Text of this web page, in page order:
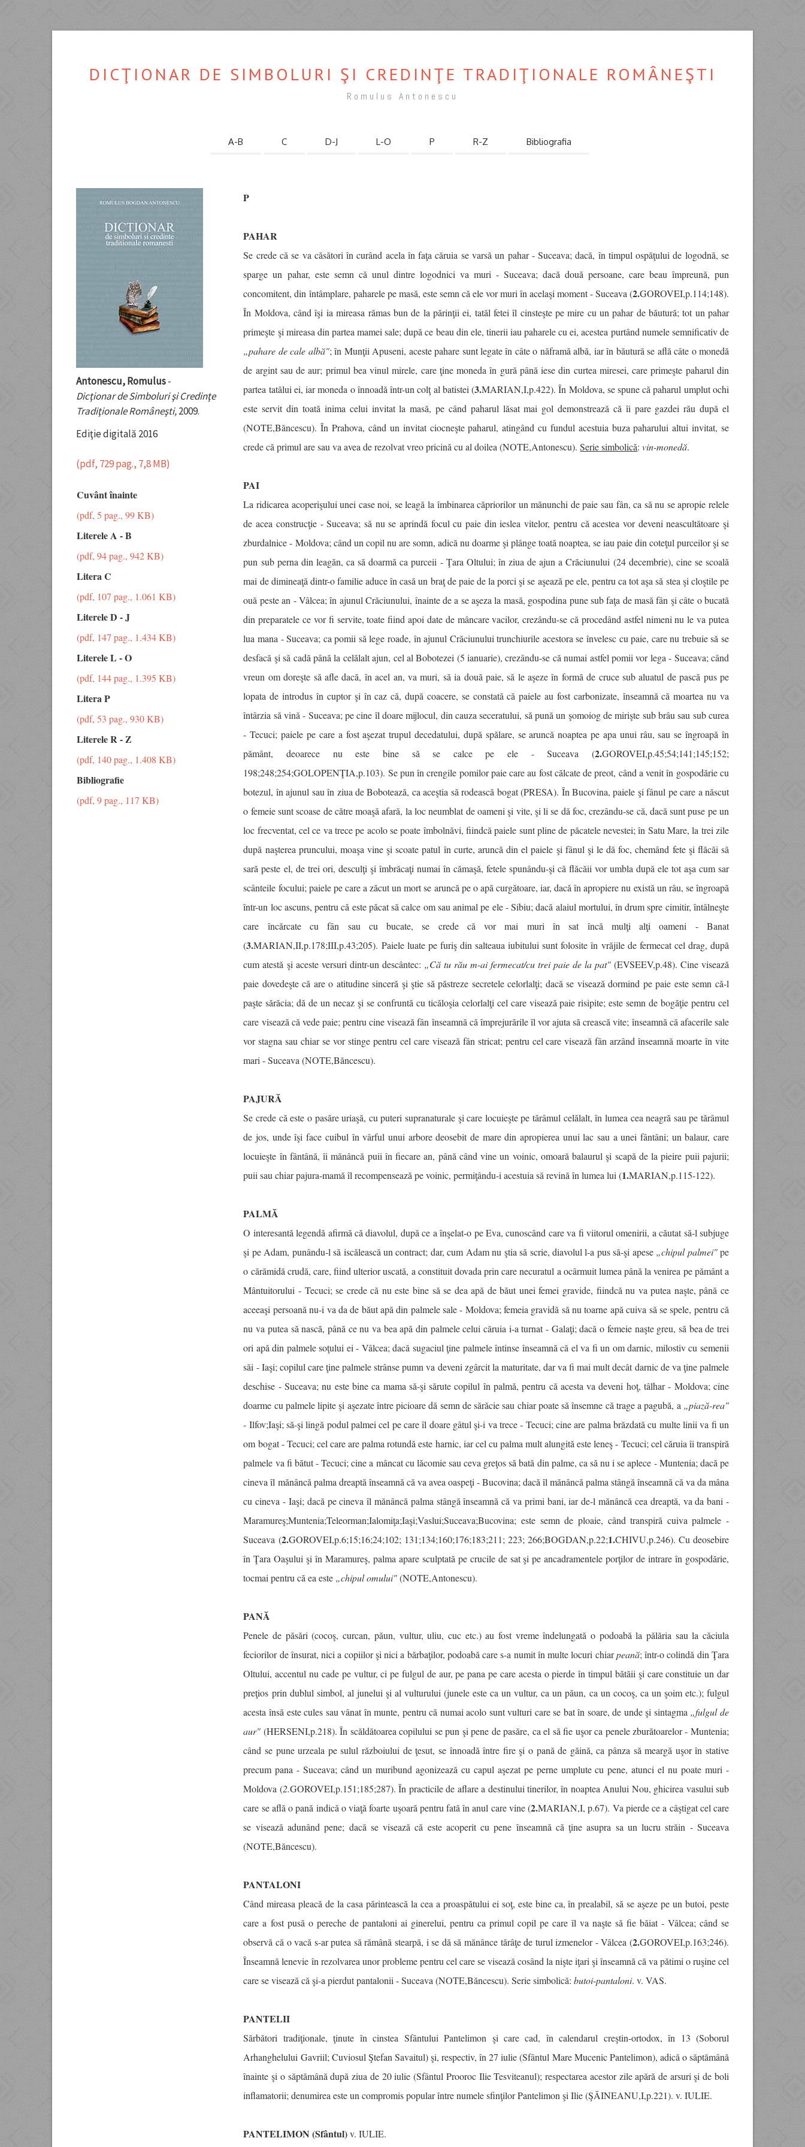
DICŢIONAR DE SIMBOLURI ŞI CREDINŢE TRADIŢIONALE ROMÂNEŞTI
Romulus Antonescu
A-B C D-J L-O P R-Z Bibliografia
Antonescu, Romulus-
Dicţionar de Simboluri şi Credinţe
Tradiţionale Româneşti,2009.
Ediţie digitală 2016
(pdf, 729 pag., 7,8 MB)
Cuvânt înainte
(pdf, 5 pag., 99 KB)
Literele A - B
(pdf, 94 pag., 942 KB)
Litera C
(pdf, 107 pag., 1.061 KB)
Literele D - J
(pdf, 147 pag., 1.434 KB)
Literele L - O
(pdf, 144 pag., 1.395 KB)
Litera P
(pdf, 53 pag., 930 KB)
Literele R - Z
(pdf, 140 pag., 1.408 KB)
Bibliografie
(pdf, 9 pag., 117 KB)
P
PAHAR
Se crede că se va căsători în curând acela în faţa căruia se varsă un pahar - Suceava; dacă, în timpul ospăţului de logodnă, se
sparge un pahar, este semn că unul dintre logodnici va muri - Suceava; dacă două persoane, care beau împreună, pun
concomitent, din întâmplare, paharele pe masă, este semn că ele vor muri în acelaşi moment - Suceava (2.GOROVEI,p.114;148).
În Moldova, când îşi ia mireasa rămas bun de la părinţii ei, tatăl fetei îl cinsteşte pe mire cu un pahar de băutură; tot un pahar
primeşte şi mireasa din partea mamei sale; după ce beau din ele, tinerii iau paharele cu ei, acestea purtând numele semnificativ de
„pahare de cale albă"; în Munţii Apuseni, aceste pahare sunt legate în câte o năframă albă, iar în băutură se află câte o monedă
de argint sau de aur; primul bea vinul mirele, care ţine moneda în gură până iese din curtea miresei, care primeşte paharul din
partea tatălui ei, iar moneda o înnoadă într-un colţ al batistei (3.MARIAN,I,p.422). În Moldova, se spune că paharul umplut ochi
este servit din toată inima celui invitat la masă, pe când paharul lăsat mai gol demonstrează că îi pare gazdei rău după el
(NOTE,Băncescu). În Prahova, când un invitat ciocneşte paharul, atingând cu fundul acestuia buza paharului altui invitat, se
crede că primul are sau va avea de rezolvat vreo pricină cu al doilea (NOTE,Antonescu).Serie simbolică:vin-monedă.
PAI
La ridicarea acoperişului unei case noi, se leagă la îmbinarea căpriorilor un mănunchi de paie sau fân, ca să nu se apropie relele
de acea construcţie - Suceava; să nu se aprindă focul cu paie din ieslea vitelor, pentru că acestea vor deveni neascultătoare şi
zburdalnice - Moldova; când un copil nu are somn, adică nu doarme şi plânge toată noaptea, se iau paie din coteţul purceilor şi se
pun sub perna din leagăn, ca să doarmă ca purceii - Ţara Oltului; în ziua de ajun a Crăciunului (24 decembrie), cine se scoală
mai de dimineaţă dintr-o familie aduce în casă un braţ de paie de la porci şi se aşează pe ele, pentru ca tot aşa să stea şi cloştile pe
ouă peste an - Vâlcea; în ajunul Crăciunului, înainte de a se aşeza la masă, gospodina pune sub faţa de masă fân şi câte o bucată
din preparatele ce vor fi servite, toate fiind apoi date de mâncare vacilor, crezându-se că procedând astfel nimeni nu le va putea
lua mana - Suceava; ca pomii să lege roade, în ajunul Crăciunului trunchiurile acestora se învelesc cu paie, care nu trebuie să se
desfacă şi să cadă până la celălalt ajun, cel al Bobotezei (5 ianuarie), crezându-se că numai astfel pomii vor lega - Suceava; când
vreun om doreşte să afle dacă, în acel an, va muri, să ia două paie, să le aşeze în formă de cruce sub aluatul de pască pus pe
lopata de introdus în cuptor şi în caz că, după coacere, se constată că paiele au fost carbonizate, înseamnă că moartea nu va
întârzia să vină - Suceava; pe cine îl doare mijlocul, din cauza seceratului, să pună un şomoiog de mirişte sub brâu sau sub curea
- Tecuci; paiele pe care a fost aşezat trupul decedatului, după spălare, se aruncă noaptea pe apa unui râu, sau se îngroapă în
pământ, deoarece nu este bine să se calce pe ele - Suceava (2.GOROVEI,p.45;54;141;145;152;
198;248;254;GOLOPENŢIA,p.103). Se pun în crengile pomilor paie care au fost călcate de preot, când a venit în gospodărie cu
botezul, în ajunul sau în ziua de Bobotează, ca aceştia să rodească bogat (PRESA). În Bucovina, paiele şi fânul pe care a născut
o femeie sunt scoase de către moaşă afară, la loc neumblat de oameni şi vite, şi li se dă foc, crezându-se că, dacă sunt puse pe un
loc frecventat, cel ce va trece pe acolo se poate îmbolnăvi, fiindcă paiele sunt pline de păcatele nevestei; în Satu Mare, la trei zile
după naşterea pruncului, moaşa vine şi scoate patul în curte, aruncă din el paiele şi fânul şi le dă foc, chemând fete şi flăcăi să
sară peste el, de trei ori, desculţi şi îmbrăcaţi numai în cămaşă, fetele spunându-şi că flăcăii vor umbla după ele tot aşa cum sar
scânteile focului; paiele pe care a zăcut un mort se aruncă pe o apă curgătoare, iar, dacă în apropiere nu există un râu, se îngroapă
într-un loc ascuns, pentru că este păcat să calce om sau animal pe ele - Sibiu; dacă alaiul mortului, în drum spre cimitir, întâlneşte
care încărcate cu fân sau cu bucate, se crede că vor mai muri în sat încă mulţi alţi oameni - Banat
(3.MARIAN,II,p.178;III,p.43;205). Paiele luate pe furiş din salteaua iubitului sunt folosite în vrăjile de fermecat cel drag, după
cum atestă şi aceste versuri dintr-un descântec: „Că tu rău m-ai fermecat/cu trei paie de la pat"(EVSEEV,p.48). Cine visează
paie dovedeşte că are o atitudine sinceră şi ştie să păstreze secretele celorlalţi; dacă se visează dormind pe paie este semn că-l
paşte sărăcia; dă de un necaz şi se confruntă cu ticăloşia celorlalţi cel care visează paie risipite; este semn de bogăţie pentru cel
care visează că vede paie; pentru cine visează fân înseamnă că împrejurările îl vor ajuta să crească vite; înseamnă că afacerile sale
vor stagna sau chiar se vor stinge pentru cel care visează fân stricat; pentru cel care visează fân arzând înseamnă moarte în vite
mari - Suceava (NOTE,Băncescu).
PAJURĂ
Se crede că este o pasăre uriaşă, cu puteri supranaturale şi care locuieşte pe tărâmul celălalt, în lumea cea neagră sau pe tărâmul
de jos, unde îşi face cuibul în vârful unui arbore deosebit de mare din apropierea unui lac sau a unei fântâni; un balaur, care
locuieşte în fântână, îi mănâncă puii în fiecare an, până când vine un voinic, omoară balaurul şi scapă de la pieire puii pajurii;
puii sau chiar pajura-mamă îl recompensează pe voinic, permiţându-i acestuia să revină în lumea lui (1.MARIAN,p.115-122).
PALMĂ
O interesantă legendă afirmă că diavolul, după ce a înşelat-o pe Eva, cunoscând care va fi viitorul omenirii, a căutat să-l subjuge
şi pe Adam, punându-l să iscălească un contract; dar, cum Adam nu ştia să scrie, diavolul l-a pus să-şi apese „chipul palmei"pe
o cărămidă crudă, care, fiind ulterior uscată, a constituit dovada prin care necuratul a ocârmuit lumea până la venirea pe pământ a
Mântuitorului - Tecuci; se crede că nu este bine să se dea apă de băut unei femei gravide, fiindcă nu va putea naşte, până ce
aceeaşi persoană nu-i va da de băut apă din palmele sale - Moldova; femeia gravidă să nu toarne apă cuiva să se spele, pentru că
nu va putea să nască, până ce nu va bea apă din palmele celui căruia i-a turnat - Galaţi; dacă o femeie naşte greu, să bea de trei
ori apă din palmele soţului ei - Vâlcea; dacă sugaciul ţine palmele întinse înseamnă că el va fi un om darnic, milostiv cu semenii
săi - Iaşi; copilul care ţine palmele strânse pumn va deveni zgârcit la maturitate, dar va fi mai mult decât darnic de va ţine palmele
deschise - Suceava; nu este bine ca mama să-şi sărute copilul în palmă, pentru că acesta va deveni hoţ, tâlhar - Moldova; cine
doarme cu palmele lipite şi aşezate între picioare dă semn de sărăcie sau chiar poate să însemne că trage a pagubă, a „piază-rea"
- Ilfov;Iaşi; să-şi lingă podul palmei cel pe care îl doare gâtul şi-i va trece - Tecuci; cine are palma brăzdată cu multe linii va fi un
om bogat - Tecuci; cel care are palma rotundă este harnic, iar cel cu palma mult alungită este leneş - Tecuci; cel căruia îi transpiră
palmele va fi bătut - Tecuci; cine a mâncat cu lăcomie sau ceva greţos să bată din palme, ca să nu i se aplece - Muntenia; dacă pe
cineva îl mănâncă palma dreaptă înseamnă că va avea oaspeţi - Bucovina; dacă îl mănâncă palma stângă înseamnă că va da mâna
cu cineva - Iaşi; dacă pe cineva îl mănâncă palma stângă înseamnă că va primi bani, iar de-l mănâncă cea dreaptă, va da bani -
Maramureş;Muntenia;Teleorman;Ialomiţa;Iaşi;Vaslui;Suceava;Bucovina; este semn de ploaie, când transpiră cuiva palmele -
Suceava (2.GOROVEI,p.6;15;16;24;102; 131;134;160;176;183;211; 223; 266;BOGDAN,p.22;1.CHIVU,p.246). Cu deosebire
în Ţara Oaşului şi în Maramureş, palma apare sculptată pe crucile de sat şi pe ancadramentele porţilor de intrare în gospodărie,
tocmai pentru că ea este „chipul omului"(NOTE,Antonescu).
PANĂ
Penele de păsări (cocoş, curcan, păun, vultur, uliu, cuc etc.) au fost vreme îndelungată o podoabă la pălăria sau la căciula
feciorilor de însurat, nici a copiilor şi nici a bărbaţilor, podoabă care s-a numit în multe locuri chiarpeană; într-o colindă din Ţara
Oltului, accentul nu cade pe vultur, ci pe fulgul de aur, pe pana pe care acesta o pierde în timpul bătăii şi care constituie un dar
preţios prin dublul simbol, al junelui şi al vulturului (junele este ca un vultur, ca un păun, ca un cocoş, ca un şoim etc.); fulgul
acesta însă este cules sau vânat în munte, pentru că numai acolo sunt vulturi care se bat în soare, de unde şi sintagma „fulgul de
aur" (HERSENI,p.218). În scăldătoarea copilului se pun şi pene de pasăre, ca el să fie uşor ca penele zburătoarelor - Muntenia;
când se pune urzeala pe sulul războiului de ţesut, se înnoadă între fire şi o pană de găină, ca pânza să meargă uşor în stative
precum pana - Suceava; când un muribund agonizează cu capul aşezat pe perne umplute cu pene, atunci el nu poate muri -
Moldova (2.GOROVEI,p.151;185;287). În practicile de aflare a destinului tinerilor, în noaptea Anului Nou, ghicirea vasului sub
care se află o pană indică o viaţă foarte uşoară pentru fată în anul care vine (2.MARIAN,I, p.67). Va pierde ce a câştigat cel care
se visează adunând pene; dacă se visează că este acoperit cu pene înseamnă că ţine asupra sa un lucru străin - Suceava
(NOTE,Băncescu).
PANTALONI
Când mireasa pleacă de la casa părintească la cea a proaspătului ei soţ, este bine ca, în prealabil, să se aşeze pe un butoi, peste
care a fost pusă o pereche de pantaloni ai ginerelui, pentru ca primul copil pe care îl va naşte să fie băiat - Vâlcea; când se
observă că o vacă s-ar putea să rămână stearpă, i se dă să mănânce tărâţe de turul izmenelor - Vâlcea (2.GOROVEI,p.163;246).
Înseamnă lenevie în rezolvarea unor probleme pentru cel care se visează cosând la nişte iţari şi înseamnă că va pătimi o ruşine cel
care se visează că şi-a pierdut pantalonii - Suceava (NOTE,Băncescu). Serie simbolică:butoi-pantaloni. v. VAS.
PANTELII
Sărbători tradiţionale, ţinute în cinstea Sfântului Pantelimon şi care cad, în calendarul creştin-ortodox, în 13 (Soborul
Arhanghelului Gavriil; Cuviosul Ştefan Savaitul) şi, respectiv, în 27 iulie (Sfântul Mare Mucenic Pantelimon), adică o săptămână
înainte şi o săptămână după ziua de 20 iulie (Sfântul Prooroc Ilie Tesviteanul); respectarea acestor zile apără de arsuri şi de boli
inflamatorii; denumirea este un compromis popular între numele sfinţilor Pantelimon şi Ilie (ŞĂINEANU,I,p.221). v. IULIE.
PANTELIMON (Sfântul)v. IULIE.